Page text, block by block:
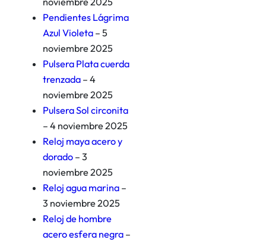
Pendientes Lágrima
Azul Violeta – 5
noviembre 2025
Pulsera Plata cuerda
trenzada – 4
noviembre 2025
Pulsera Sol circonita
– 4 noviembre 2025
Reloj maya acero y
dorado – 3
noviembre 2025
Reloj agua marina –
3 noviembre 2025
Reloj de hombre
acero esfera negra –